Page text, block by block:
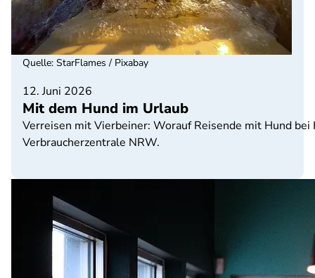
12. Juni 2026
Mit dem Hund im Urlaub
Verreisen mit Vierbeiner: Worauf Reisende mit Hund
Verbraucherzentrale NRW.
Quelle: StarFlames / Pixabay